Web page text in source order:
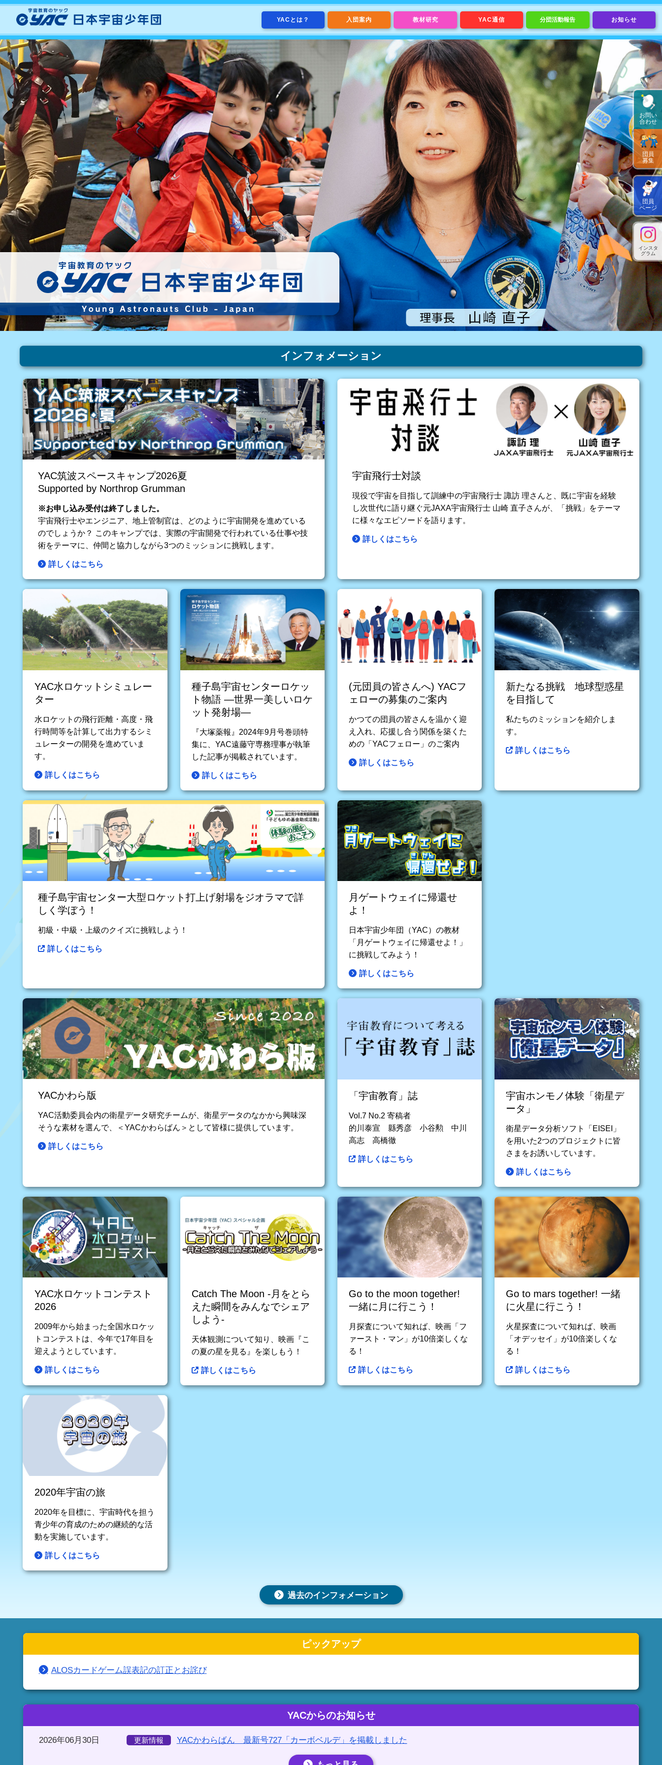
YACとは？ 入団案内 教材研究 YAC通信 分団活動報告 お知らせ
お問い
合わせ
団員
募集
団員
ページ
インスタ
グラム
インフォメーション
YAC筑波スペースキャンプ2026夏
Supported by Northrop Grumman
※お申し込み受付は終了しました。
宇宙飛行士やエンジニア、地上管制官は、どのように宇宙開発を進めている
のでしょうか？ このキャンプでは、実際の宇宙開発で行われている仕事や技
術をテーマに、仲間と協力しながら3つのミッションに挑戦します。
詳しくはこちら
宇宙飛行士対談
現役で宇宙を目指して訓練中の宇宙飛行士 諏訪 理さんと、既に宇宙を経験
し次世代に語り継ぐ元JAXA宇宙飛行士 山崎 直子さんが、「挑戦」をテーマ
に様々なエピソードを語ります。
詳しくはこちら
YAC水ロケットシミュレー
ター
水ロケットの飛行距離・高度・飛
行時間等を計算して出力するシミ
ュレーターの開発を進めていま
す。
詳しくはこちら
種子島宇宙センターロケッ
ト物語 ―世界一美しいロケ
ット発射場―
『大塚薬報』2024年9月号巻頭特
集に、YAC遠藤守専務理事が執筆
した記事が掲載されています。
詳しくはこちら
(元団員の皆さんへ) YACフ
ェローの募集のご案内
かつての団員の皆さんを温かく迎
え入れ、応援し合う関係を築くた
めの「YACフェロー」のご案内
詳しくはこちら
新たなる挑戦 地球型惑星
を目指して
私たちのミッションを紹介しま
す。
詳しくはこちら
種子島宇宙センター大型ロケット打上げ射場をジオラマで詳
しく学ぼう！
初級・中級・上級のクイズに挑戦しよう！
詳しくはこちら
月ゲートウェイに帰還せ
よ！
日本宇宙少年団（YAC）の教材
「月ゲートウェイに帰還せよ！」
に挑戦してみよう！
詳しくはこちら
YACかわら版
YAC活動委員会内の衛星データ研究チームが、衛星データのなかから興味深
そうな素材を選んで、＜YACかわらばん＞として皆様に提供しています。
詳しくはこちら
「宇宙教育」誌
Vol.7 No.2 寄稿者
的川泰宣 縣秀彦 小谷勲 中川
高志 高橋徹
詳しくはこちら
宇宙ホンモノ体験「衛星デ
ータ」
衛星データ分析ソフト「EISEI」
を用いた2つのプロジェクトに皆
さまをお誘いしています。
詳しくはこちら
YAC水ロケットコンテスト
2026
2009年から始まった全国水ロケッ
トコンテストは、今年で17年目を
迎えようとしています。
詳しくはこちら
Catch The Moon -月をとら
えた瞬間をみんなでシェア
しよう-
天体観測について知り、映画『こ
の夏の星を見る』を楽しもう！
詳しくはこちら
Go to the moon together!
一緒に月に行こう！
月探査について知れば、映画「フ
ァースト・マン」が10倍楽しくな
る！
詳しくはこちら
Go to mars together! 一緒
に火星に行こう！
火星探査について知れば、映画
「オデッセイ」が10倍楽しくな
る！
詳しくはこちら
2020年宇宙の旅
2020年を目標に、宇宙時代を担う
青少年の育成のための継続的な活
動を実施しています。
詳しくはこちら
過去のインフォメーション
ピックアップ
ALOSカードゲーム誤表記の訂正とお詫び
YACからのお知らせ
2026年06月30日 更新情報 YACかわらばん 最新号727「カーボベルデ」を掲載しました